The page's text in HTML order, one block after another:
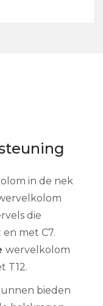
in de nek
die
met C7.
wervelkolom
T12.
bieden